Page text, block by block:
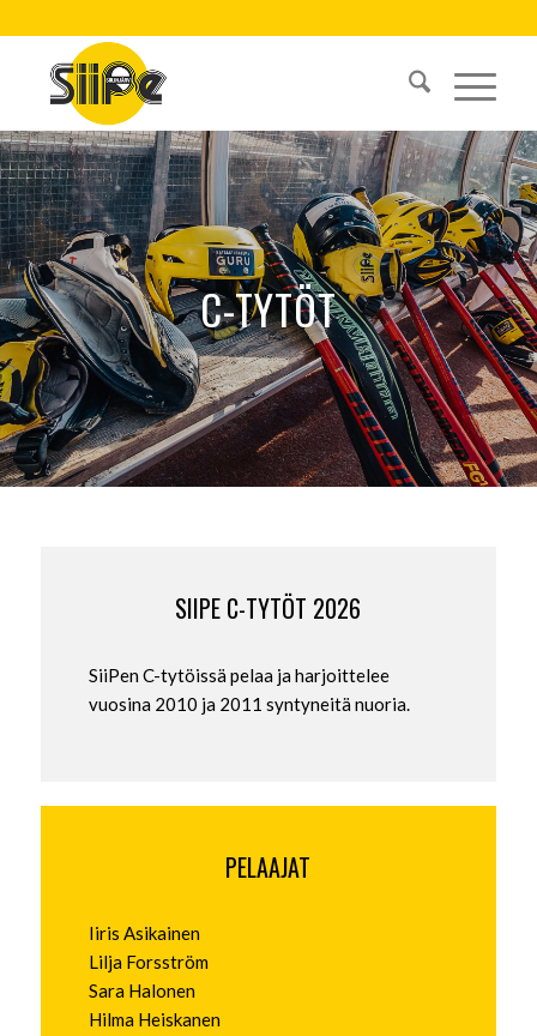
C-TYTÖT
SIIPE C-TYTÖT 2026
SiiPen C-tytöissä pelaa ja harjoittelee
vuosina 2010 ja 2011 syntyneitä nuoria.
PELAAJAT
Iiris Asikainen
Lilja Forsström
Sara Halonen
Hilma Heiskanen